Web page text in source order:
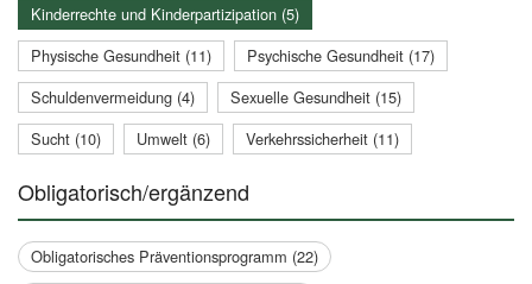
Kinderrechte und Kinderpartizipation (5)
Physische Gesundheit (11)
Psychische Gesundheit (17)
Schuldenvermeidung (4)
Sexuelle Gesundheit (15)
Sucht (10)
Umwelt (6) Verkehrssicherheit (11)
Obligatorisch/ergänzend
Obligatorisches Präventionsprogramm (22)